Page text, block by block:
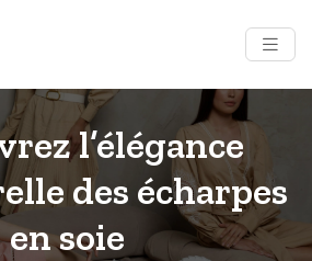
l’élégance
des écharpes
en soie